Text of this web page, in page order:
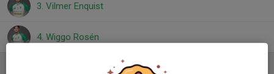
3. Vilmer Enquist
4. Wiggo Rosén